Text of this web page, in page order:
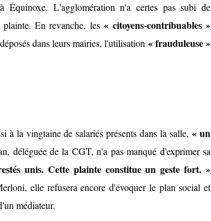
Équinoxe. L'agglomération n'a certes pas subi de
plainte. En revanche, les« citoyens-contribuables »
dans leurs mairies, l'utilisation « frauduleuse »
à la vingtaine de salariés présents dans la salle,« un
déléguée de la CGT, n'a pas manqué d'exprimer sa
unis. Cette plainte constitue un geste fort. »
elle refusera encore d'évoquer le plan social et
médiateur.